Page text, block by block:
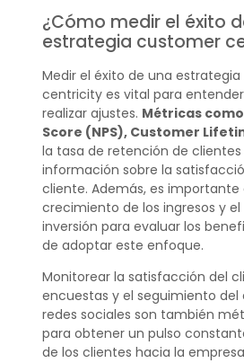
¿Cómo medir el éxito
estrategia customer
Medir el éxito de una
centricity es vital para
realizar ajustes. Métricas
Score (NPS), Customer
la tasa de retención de
información sobre la
cliente. Además, es importante
crecimiento de los ingresos y
inversión para evaluar los
de adoptar este enfoque.
Monitorear la satisfacción del
encuestas y el seguimiento
redes sociales son también
para obtener un pulso
de los clientes hacia la